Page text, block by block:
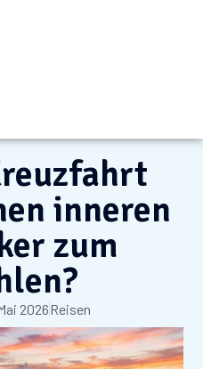
inneren
zum
2026Reisen